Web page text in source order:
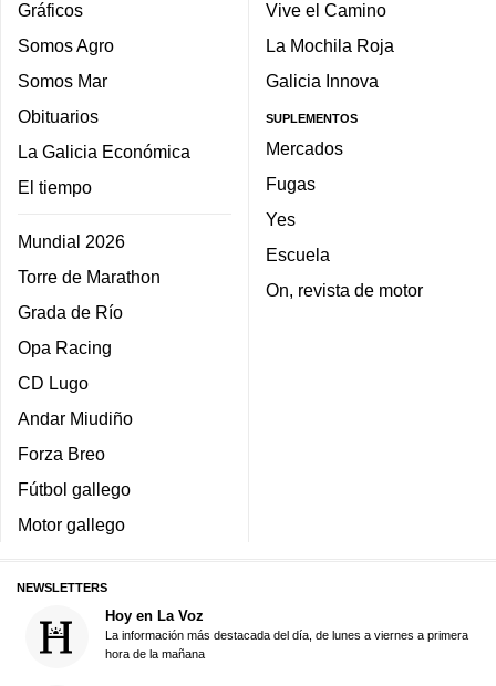
Gráficos
Somos Agro
Somos Mar
Obituarios
La Galicia Económica
El tiempo
Mundial 2026
Torre de Marathon
Grada de Río
Opa Racing
CD Lugo
Andar Miudiño
Forza Breo
Fútbol gallego
Motor gallego
Vive el Camino
La Mochila Roja
Galicia Innova
SUPLEMENTOS
Mercados
Fugas
Yes
Escuela
On, revista de motor
NEWSLETTERS
Hoy en La Voz
La información más destacada del día, de lunes a viernes a primera
hora de la mañana